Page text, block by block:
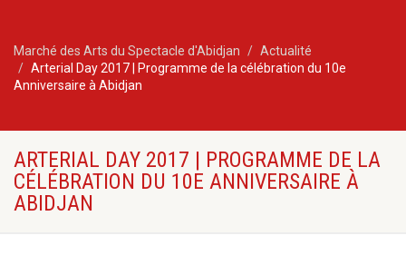
Marché des Arts du Spectacle d'Abidjan
Actualité
Arterial Day 2017 | Programme de la célébration du 10e
Anniversaire à Abidjan
ARTERIAL DAY 2017 | PROGRAMME DE LA
CÉLÉBRATION DU 10E ANNIVERSAIRE À
ABIDJAN